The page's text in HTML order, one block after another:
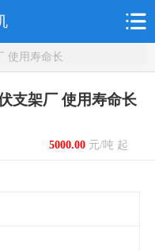
使用寿命长
支架厂 使用寿命长
5000.00元/吨 起